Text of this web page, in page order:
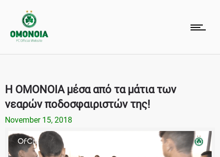
H ΟΜΟΝΟΙΑ μέσα από τα μάτια των
νεαρών ποδοσφαιριστών της!
November 15, 2018